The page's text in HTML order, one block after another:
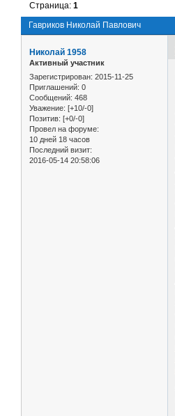
Гавриков Николай Павлович
Страница:1
Николай 1958
Активный участник
Зарегистрирован: 2015-11-25
Приглашений: 0
Сообщений: 468
Уважение: [+10/-0]
Позитив: [+0/-0]
Провел на форуме:
10 дней 18 часов
Последний визит:
2016-05-14 20:58:06